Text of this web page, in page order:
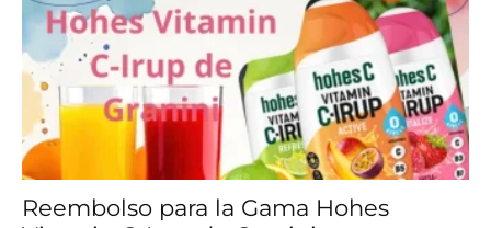
Reembolso para la Gama Hohes